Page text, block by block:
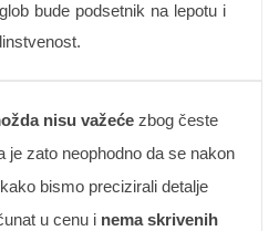
bude podsetnik na lepotu i
nisu važeće zbog česte
je zato neophodno da se nakon
bismo precizirali detalje
u cenu i nema skrivenih